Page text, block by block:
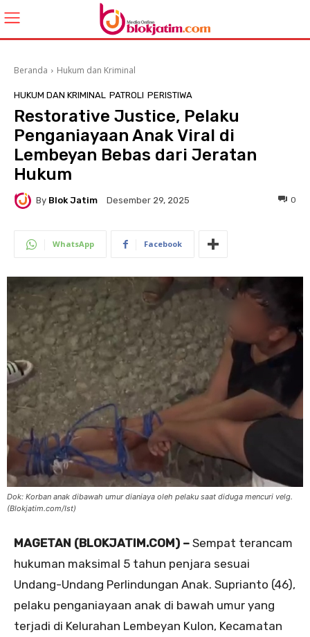
Beranda Hukum dan Kriminal
HUKUM DAN KRIMINAL PATROLI PERISTIWA
Restorative Justice, Pelaku
Penganiayaan Anak Viral di
Lembeyan Bebas dari Jeratan
Hukum
By Blok Jatim Desember 29, 2025 0
WhatsApp Facebook
Dok: Korban anak dibawah umur dianiaya oleh pelaku saat diduga mencuri velg.
(Blokjatim.com/Ist)
MAGETAN (BLOKJATIM.COM) – Sempat terancam
hukuman maksimal 5 tahun penjara sesuai
Undang-Undang Perlindungan Anak. Suprianto (46),
pelaku penganiayaan anak di bawah umur yang
terjadi di Kelurahan Lembeyan Kulon, Kecamatan